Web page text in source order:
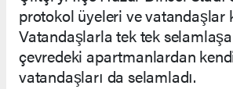
protokol üyeleri ve vatandaşlar
Vatandaşlarla tek tek
çevredeki apartmanlardan
vatandaşları da selamladı.